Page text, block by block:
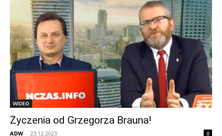
WIDEO
Życzenia od Grzegorza Brauna!
ADW - 23.12.2023 0